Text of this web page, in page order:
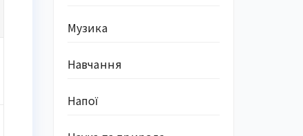
Музика
Навчання
Напої